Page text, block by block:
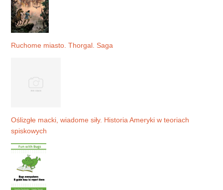
Ruchome miasto. Thorgal. Saga
Oślizgłe macki, wiadome siły. Historia Ameryki w teoriach
spiskowych